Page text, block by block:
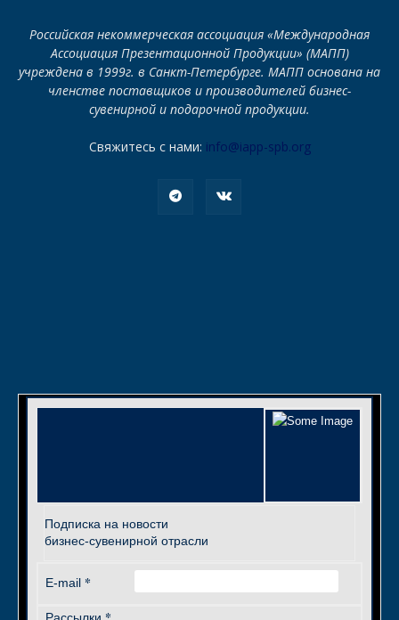
Российская некоммерческая ассоциация «Международная
Ассоциация Презентационной Продукции» (МАПП)
учреждена в 1999г. в Санкт-Петербурге. МАПП основана на
членстве поставщиков и производителей бизнес-
сувенирной и подарочной продукции.
Свяжитесь с нами: info@iapp-spb.org
Подписка на новости
бизнес-сувенирной отрасли
E-mail *
Рассылки